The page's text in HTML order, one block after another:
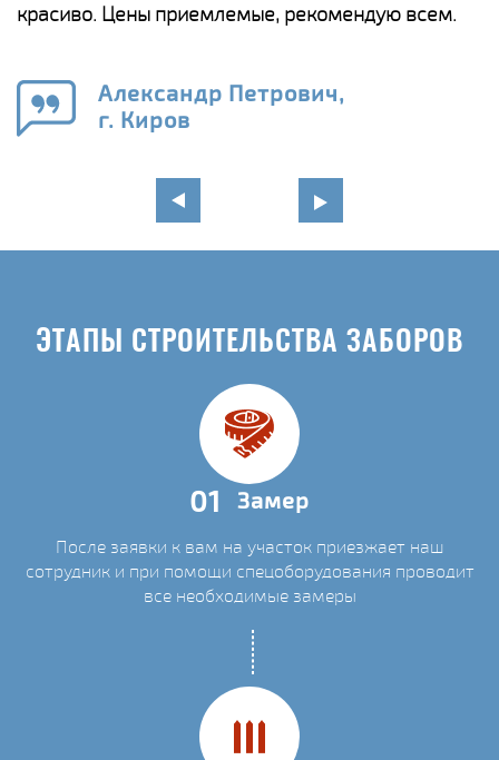
красиво. Цены приемлемые, рекомендую всем.
Александр Петрович,
г. Киров
ЭТАПЫ СТРОИТЕЛЬСТВА ЗАБОРОВ
01 Замер
После заявки к вам на участок приезжает наш
сотрудник и при помощи спецоборудования проводит
все необходимые замеры